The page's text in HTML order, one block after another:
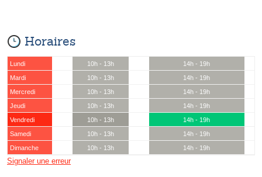
Horaires
Lundi 10h - 13h
14h - 19h
Mardi
10h - 13h
14h - 19h
Mercredi
10h - 13h
14h - 19h
Jeudi
10h - 13h
14h - 19h
Vendredi
10h - 13h
14h - 19h
Samedi
10h - 13h
14h - 19h
Dimanche
10h - 13h 14h - 19h
Signaler une erreur